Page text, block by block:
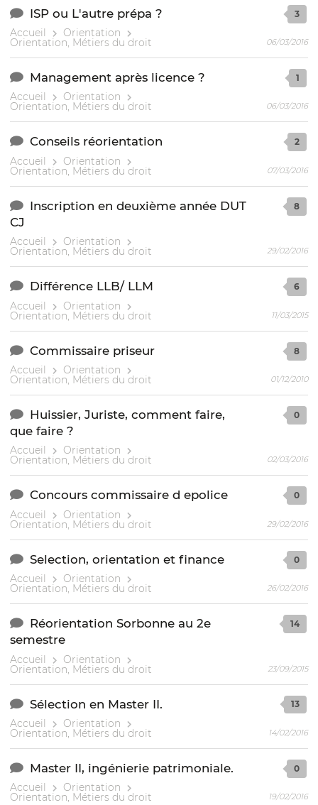
ISP ou L'autre prépa ?
Accueil Orientation
Orientation, Métiers du droit
3
06/03/2016
Management après licence ?
Accueil Orientation
Orientation, Métiers du droit
1
06/03/2016
Conseils réorientation
Accueil Orientation
Orientation, Métiers du droit
2
07/03/2016
Inscription en deuxième année DUT
CJ
Accueil Orientation
Orientation, Métiers du droit
8
29/02/2016
Différence LLB/ LLM
Accueil Orientation
Orientation, Métiers du droit
6
11/03/2015
Commissaire priseur
Accueil Orientation
Orientation, Métiers du droit
8
01/12/2010
Huissier, Juriste, comment faire,
que faire ?
Accueil Orientation
Orientation, Métiers du droit
0
02/03/2016
Concours commissaire d epolice
Accueil Orientation
Orientation, Métiers du droit
0
29/02/2016
Selection, orientation et finance
Accueil Orientation
Orientation, Métiers du droit
0
26/02/2016
Réorientation Sorbonne au 2e
semestre
Accueil Orientation
Orientation, Métiers du droit
14
23/09/2015
Sélection en Master II.
Accueil Orientation
Orientation, Métiers du droit
13
14/02/2016
Master II, ingénierie patrimoniale.
Accueil Orientation
Orientation, Métiers du droit
0
19/02/2016